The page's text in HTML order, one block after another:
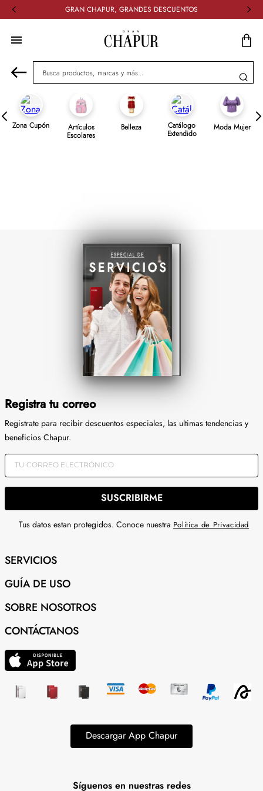
GRAN CHAPUR, GRANDES DESCUENTOS
Busca productos, marcas y más...
Zona Cupón Artículos
Escolares
Belleza Catálogo
Extendido
Moda Mujer
Registra tu correo
Registrate para recibir descuentos especiales, las ultimas tendencias y
beneficios Chapur.
SUSCRIBIRME
Tus datos estan protegidos. Conoce nuestra Política de Privacidad
SERVICIOS
GUÍA DE USO
SOBRE NOSOTROS
CONTÁCTANOS
Descargar App Chapur
Síguenos en nuestras redes